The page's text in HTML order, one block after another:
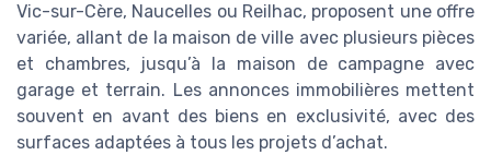
Vic-sur-Cère, Naucelles ou Reilhac, proposent une offre
variée, allant de la maison de ville avec plusieurs pièces
et chambres, jusqu’à la maison de campagne avec
garage et terrain. Les annonces immobilières mettent
souvent en avant des biens en exclusivité, avec des
surfaces adaptées à tous les projets d’achat.